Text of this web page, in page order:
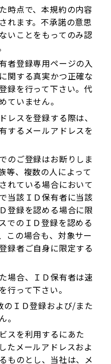
時点で、本規約の内容
れます。不承諾の意思
いことをもってのみ認
者登録専用ページの入
関する真実かつ正確な
録を行って下さい。代
ていません。
レスを登録する際は、
するメールアドレスを
のご登録はお断りしま
等、複数の人によって
れている場合において
当該ＩＤ保有者に当該
登録を認める場合に限
でのＩＤ登録を認める
この場合も、対象サー
録者ご自身に限定する
場合、ＩＤ保有者は速
行って下さい。
のＩＤ登録および/また
。
スを利用するにあた
たメールアドレスおよ
ものとし、当社は、メ